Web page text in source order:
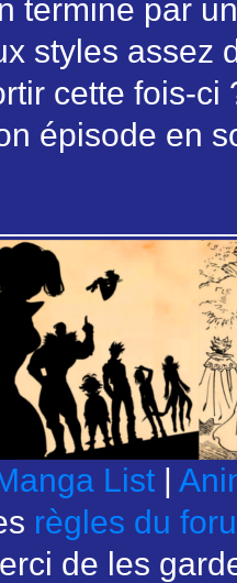
termine par
styles assez
cette fois-ci
épisode en
List |
règles du
de les